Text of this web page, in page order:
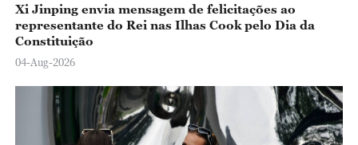
Xi Jinping envia mensagem de felicitações ao
representante do Rei nas Ilhas Cook pelo Dia da
Constituição
04-Aug-2026